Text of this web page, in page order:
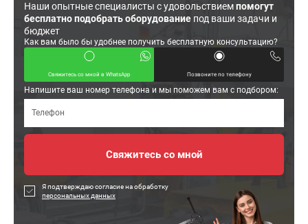
Наши опытные специалисты с удовольствиемпомогут
бесплатно подобрать оборудование под ваши задачи и
бюджет
Как вам было бы удобнее получить бесплатную консультацию?
Свяжитесь со мной в WhatsApp Позвоните по телефону
Напишите ваш номер телефона и мы поможем вам с подбором:
Я подтверждаю согласие на обработку
персональных данных